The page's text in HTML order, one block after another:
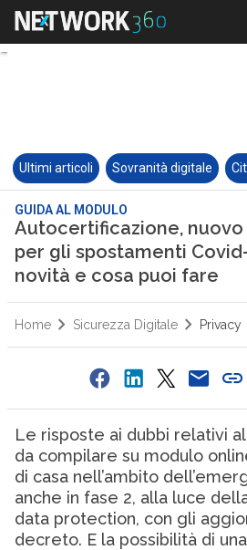
Ultimi articoli Sovranità digitale
GUIDA AL MODULO
Autocertificazione,
per gli spostamenti
novità e cosa puoi fare
Home Sicurezza Digitale Privacy
Le risposte ai dubbi relativi
da compilare su modulo
di casa nell’ambito
anche in fase 2, alla luce
data protection, con gli
decreto. E la possibilità di una